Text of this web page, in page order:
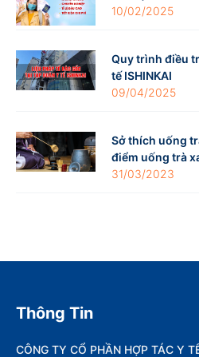
10/02/2025
Quy trình điều
tế ISHINKAI
09/04/2025
Sở thích uống
điểm uống trà
31/03/2023
Thông Tin
CÔNG TY CỔ PHẦN HỢP TÁC Y